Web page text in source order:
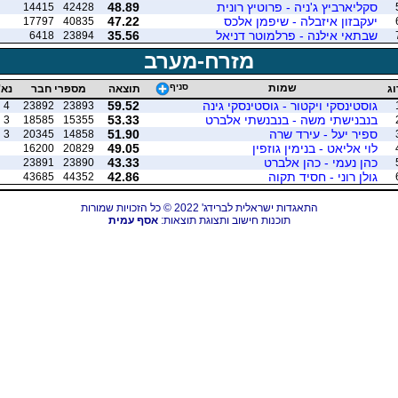
סקליארביץ ג'ניה - פרוטיץ רונית 48.89
42428
14415
יעקבזון איזבלה - שיפמן אלכס 47.22
40835
17797
שבתאי אילנה - פרלמוטר דניאל 35.56
23894
6418
מזרח-מערב
שמות סניף תוצאה מספרי חבר
1
גוסטינסקי ויקטור - גוסטינסקי גינה 59.52
23893
23892
4
בנבנישתי משה - בנבנשתי אלברט 53.33
15355
18585
3
ספיר יעל - עירד שרה 51.90
14858
20345
3
לוי אליאט - בנימין גוזפין 49.05
20829
16200
כהן נעמי - כהן אלברט 43.33
23890
23891
גולן רוני - חסיד תקוה 42.86
44352
43685
התאגדות ישראלית לברידג' 2022 © כל הזכויות שמורות
תוכנות חישוב ותצוגת תוצאות:אסף עמית